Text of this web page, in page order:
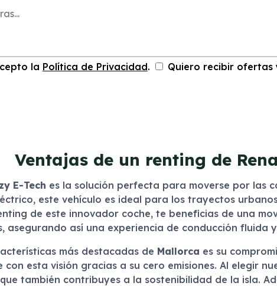
la Política de Privacidad. Quiero recibir ofertas
Ventajas de un renting de
E-Tech es la solución perfecta para moverse por las
este vehículo es ideal para los trayectos
de este innovador coche, te beneficias de una
asegurando así una experiencia de conducción fluida
más destacadas de Mallorca es su
con esta visión gracias a su cero emisiones. Al elegir
también contribuyes a la sostenibilidad de la isla.